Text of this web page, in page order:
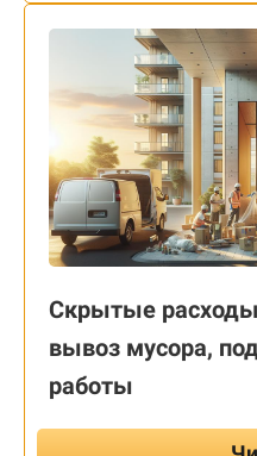
Скрытые
вывоз мусора,
работы